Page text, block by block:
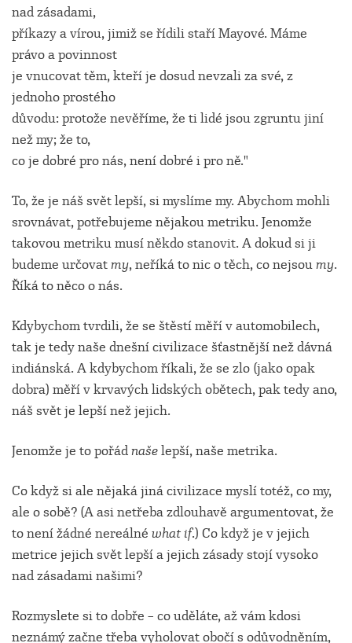
nad zásadami,
příkazy a vírou, jimiž se řídili staří Mayové. Máme
právo a povinnost
je vnucovat těm, kteří je dosud nevzali za své, z
jednoho prostého
důvodu: protože nevěříme, že ti lidé jsou zgruntu jiní
než my; že to,
co je dobré pro nás, není dobré i pro ně."
To, že je náš svět lepší, si myslíme my. Abychom mohli
srovnávat, potřebujeme nějakou metriku. Jenomže
takovou metriku musí někdo stanovit. A dokud si ji
budeme určovatmy, neříká to nic o těch, co nejsoumy.
Říká to něco o nás.
Kdybychom tvrdili, že se štěstí měří v automobilech,
tak je tedy naše dnešní civilizace šťastnější než dávná
indiánská. A kdybychom říkali, že se zlo (jako opak
dobra) měří v krvavých lidských obětech, pak tedy ano,
náš svět je lepší než jejich.
Jenomže je to pořádnašelepší, naše metrika.
Co když si ale nějaká jiná civilizace myslí totéž, co my,
ale o sobě? (A asi netřeba zdlouhavě argumentovat, že
to není žádné nereálné what if.) Co když je v jejich
metrice jejich svět lepší a jejich zásady stojí vysoko
nad zásadami našimi?
Rozmyslete si to dobře – co uděláte, až vám kdosi
neznámý začne třeba vyholovat obočí s odůvodněním,